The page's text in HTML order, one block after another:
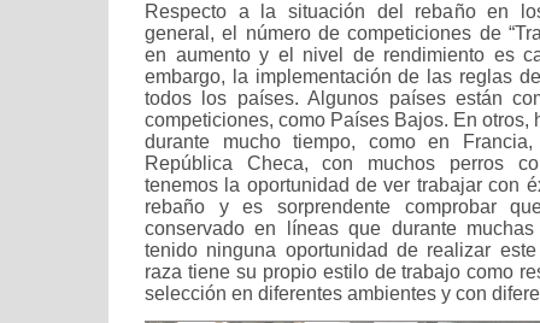
Respecto a la situación del rebaño en
general, el número de competiciones de
en aumento y el nivel de rendimiento es
embargo, la implementación de las reglas
todos los países. Algunos países están
competiciones, como Países Bajos. En otros,
durante mucho tiempo, como en
República Checa, con muchos perros
tenemos la oportunidad de ver trabajar con
rebaño y es sorprendente comprobar
conservado en líneas que durante
tenido ninguna oportunidad de realizar
raza tiene su propio estilo de trabajo como
selección en diferentes ambientes y con